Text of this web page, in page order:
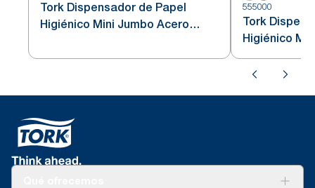
Tork Dispensador de Papel
Higiénico Mini Jumbo Acero
555000
Tork
Higiénico